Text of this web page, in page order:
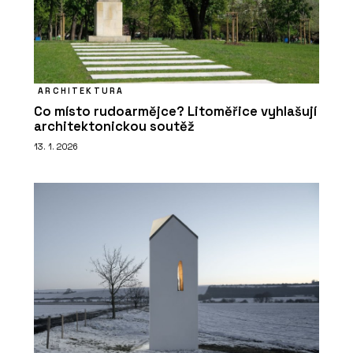
ARCHITEKTURA
Co místo rudoarmějce? Litoměřice vyhlašují
architektonickou soutěž
13. 1. 2026